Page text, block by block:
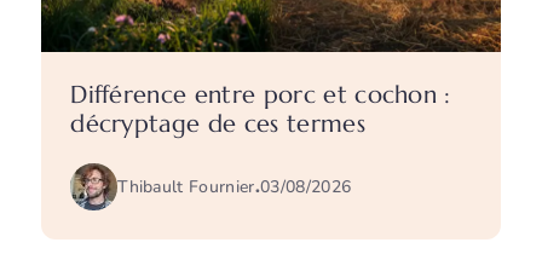
Différence entre porc et cochon :
décryptage de ces termes
Thibault Fournier.03/08/2026